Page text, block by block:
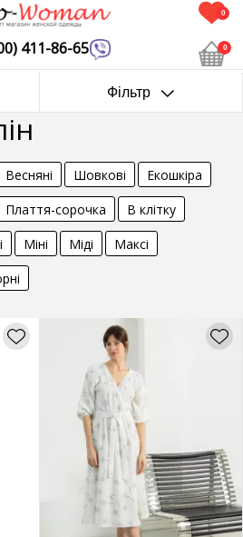
411-86-65
0
0
Фільтр
Весняні Шовкові
Екошкіра
Плаття-сорочка
В клітку
Міні Міді
Максі